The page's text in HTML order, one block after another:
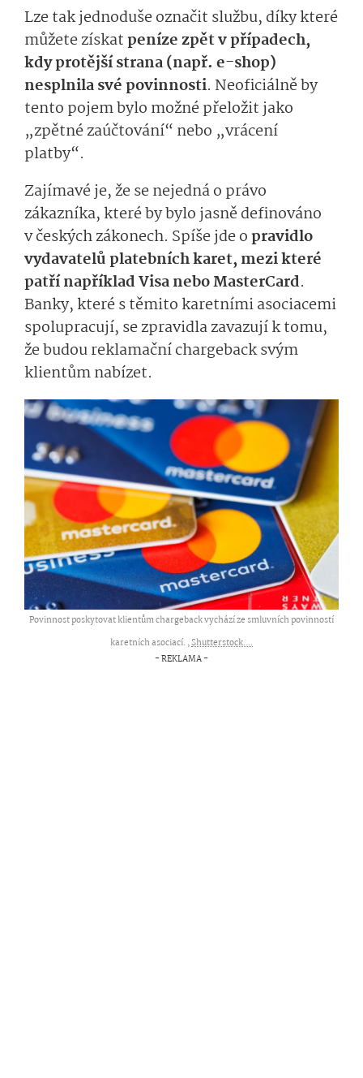
Lze tak jednoduše označit službu, díky které
můžete získatpeníze zpět v případech,
kdy protější strana (např. e-shop)
nesplnila své povinnosti. Neoficiálně by
tento pojem bylo možné přeložit jako
„zpětné zaúčtování“ nebo „vrácení
platby“.
Zajímavé je, že se nejedná o právo
zákazníka, které by bylo jasně definováno
v českých zákonech. Spíše jde opravidlo
vydavatelů platebních karet, mezi které
patří například Visa nebo MasterCard.
Banky, které s těmito karetními asociacemi
spolupracují, se zpravidla zavazují k tomu,
že budou reklamační chargeback svým
klientům nabízet.
Povinnost poskytovat klientům chargeback vychází ze smluvních povinností
karetních asociací. ,Shutterstock....